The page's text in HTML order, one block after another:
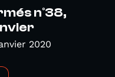
n°38,
2020